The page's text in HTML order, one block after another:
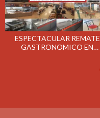
ESPECTACULAR REMATE
GASTRONOMICO EN